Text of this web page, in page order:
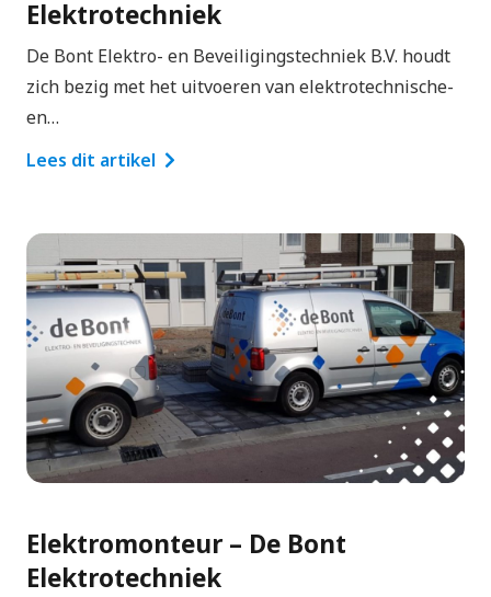
Elektrotechniek
De Bont Elektro- en Beveiligingstechniek B.V. houdt
zich bezig met het uitvoeren van elektrotechnische-
en…
Lees dit artikel
Elektromonteur – De Bont
Elektrotechniek